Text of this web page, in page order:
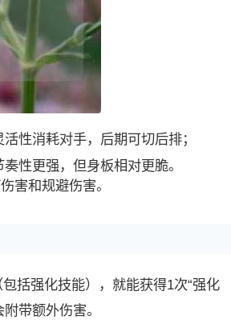
性消耗对手，后期可切后排；
性更强，但身板相对更脆。
害和规避伤害。
括强化技能），就能获得1次“强化
带额外伤害。